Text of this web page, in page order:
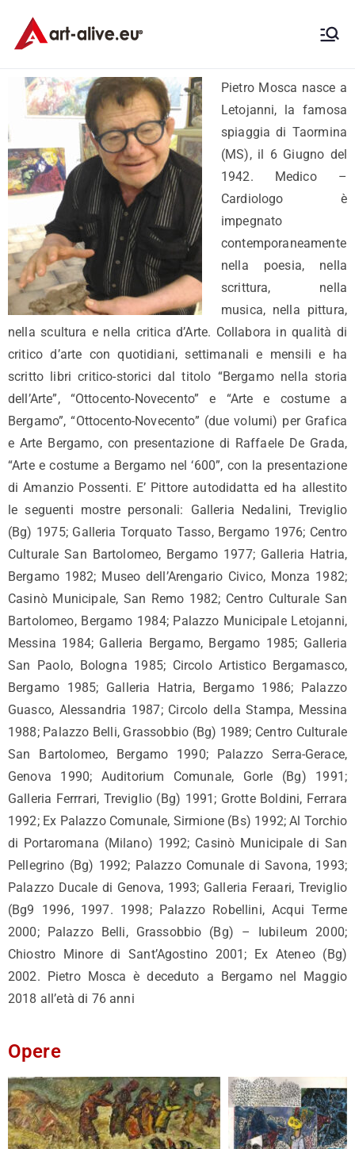
Pietro Mosca nasce a
Letojanni, la famosa
spiaggia di Taormina
(MS), il 6 Giugno del
1942. Medico –
Cardiologo è
impegnato
contemporaneamente
nella poesia, nella
scrittura, nella
musica, nella pittura,
nella scultura e nella critica d’Arte. Collabora in qualità di
critico d’arte con quotidiani, settimanali e mensili e ha
scritto libri critico-storici dal titolo “Bergamo nella storia
dell’Arte”, “Ottocento-Novecento” e “Arte e costume a
Bergamo”, “Ottocento-Novecento” (due volumi) per Grafica
e Arte Bergamo, con presentazione di Raffaele De Grada,
“Arte e costume a Bergamo nel ‘600”, con la presentazione
di Amanzio Possenti. E’ Pittore autodidatta ed ha allestito
le seguenti mostre personali: Galleria Nedalini, Treviglio
(Bg) 1975; Galleria Torquato Tasso, Bergamo 1976; Centro
Culturale San Bartolomeo, Bergamo 1977; Galleria Hatria,
Bergamo 1982; Museo dell’Arengario Civico, Monza 1982;
Casinò Municipale, San Remo 1982; Centro Culturale San
Bartolomeo, Bergamo 1984; Palazzo Municipale Letojanni,
Messina 1984; Galleria Bergamo, Bergamo 1985; Galleria
San Paolo, Bologna 1985; Circolo Artistico Bergamasco,
Bergamo 1985; Galleria Hatria, Bergamo 1986; Palazzo
Guasco, Alessandria 1987; Circolo della Stampa, Messina
1988; Palazzo Belli, Grassobbio (Bg) 1989; Centro Culturale
San Bartolomeo, Bergamo 1990; Palazzo Serra-Gerace,
Genova 1990; Auditorium Comunale, Gorle (Bg) 1991;
Galleria Ferrrari, Treviglio (Bg) 1991; Grotte Boldini, Ferrara
1992; Ex Palazzo Comunale, Sirmione (Bs) 1992; Al Torchio
di Portaromana (Milano) 1992; Casinò Municipale di San
Pellegrino (Bg) 1992; Palazzo Comunale di Savona, 1993;
Palazzo Ducale di Genova, 1993; Galleria Feraari, Treviglio
(Bg9 1996, 1997. 1998; Palazzo Robellini, Acqui Terme
2000; Palazzo Belli, Grassobbio (Bg) – Iubileum 2000;
Chiostro Minore di Sant’Agostino 2001; Ex Ateneo (Bg)
2002. Pietro Mosca è deceduto a Bergamo nel Maggio
2018 all’età di 76 anni
Opere